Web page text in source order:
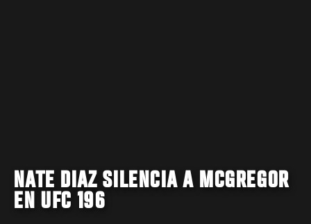
NATE DIAZ SILENCIA A MCGREGOR
EN UFC 196